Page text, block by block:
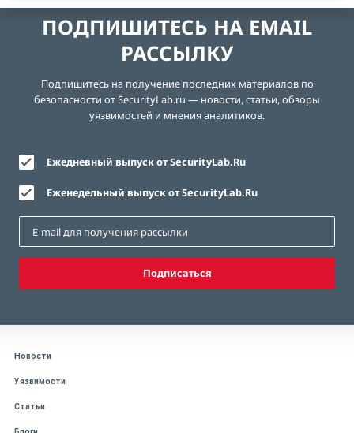
ПОДПИШИТЕСЬ НА EMAIL
РАССЫЛКУ
Подпишитесь на получение последних материалов по
безопасности от SecurityLab.ru — новости, статьи, обзоры
уязвимостей и мнения аналитиков.
Ежедневный выпуск от SecurityLab.Ru
Еженедельный выпуск от SecurityLab.Ru
Подписаться
Новости
Уязвимости
Статьи